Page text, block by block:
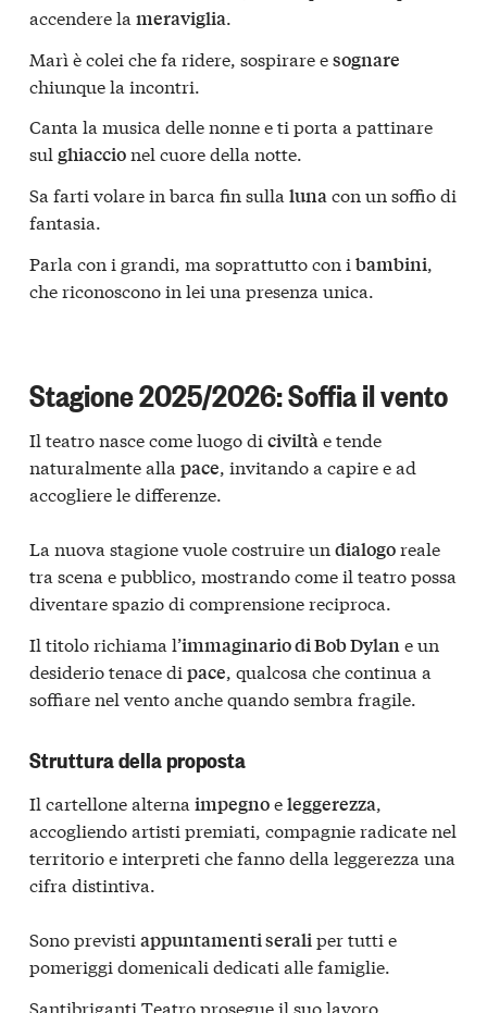
accendere la meraviglia.
Marì è colei che fa ridere, sospirare esognare
chiunque la incontri.
Canta la musica delle nonne e ti porta a pattinare
sul ghiaccionel cuore della notte.
Sa farti volare in barca fin sulla lunacon un soffio di
fantasia.
Parla con i grandi, ma soprattutto con i bambini
che riconoscono in lei una presenza unica.
Stagione 2025/2026: Soffia il vento
Il teatro nasce come luogo di civiltàe tende
naturalmente alla pace, invitando a capire e ad
accogliere le differenze.
La nuova stagione vuole costruire un dialogoreale
tra scena e pubblico, mostrando come il teatro possa
diventare spazio di comprensione reciproca.
Il titolo richiama l’immaginario di Bob Dylane un
desiderio tenace di pace, qualcosa che continua a
soffiare nel vento anche quando sembra fragile.
Struttura della proposta
Il cartellone alterna impegnoeleggerezza,
accogliendo artisti premiati, compagnie radicate nel
territorio e interpreti che fanno della leggerezza una
cifra distintiva.
Sono previsti appuntamenti seraliper tutti e
pomeriggi domenicali dedicati alle famiglie.
Santibriganti Teatro prosegue il suo lavoro